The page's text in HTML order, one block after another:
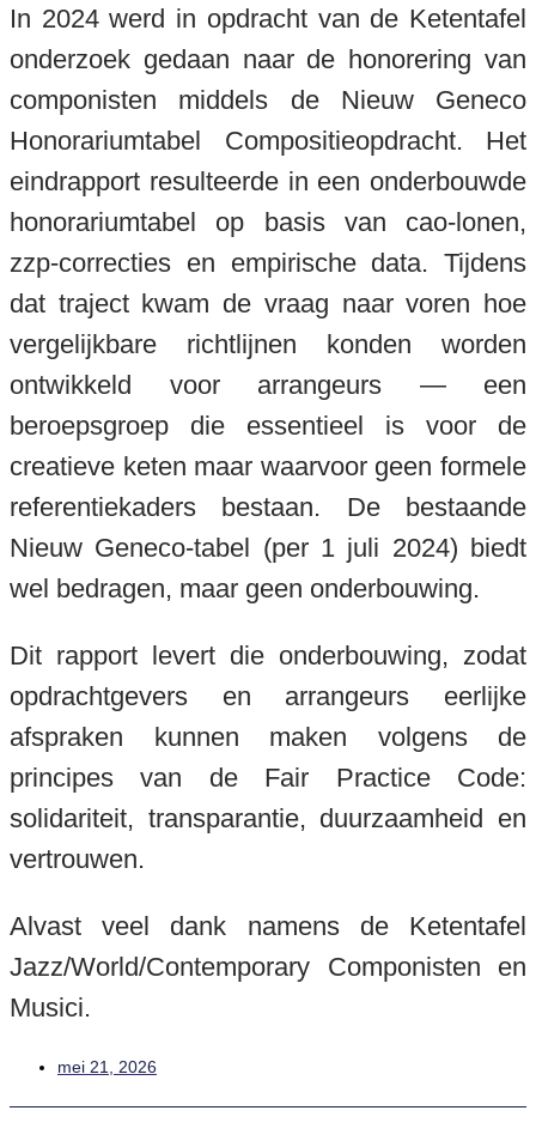
In 2024 werd in opdracht van de Ketentafel
onderzoek gedaan naar de honorering van
componisten middels de Nieuw Geneco
Honorariumtabel Compositieopdracht. Het
eindrapport resulteerde in een onderbouwde
honorariumtabel op basis van cao-lonen,
zzp-correcties en empirische data. Tijdens
dat traject kwam de vraag naar voren hoe
vergelijkbare richtlijnen konden worden
ontwikkeld voor arrangeurs — een
beroepsgroep die essentieel is voor de
creatieve keten maar waarvoor geen formele
referentiekaders bestaan. De bestaande
Nieuw Geneco-tabel (per 1 juli 2024) biedt
wel bedragen, maar geen onderbouwing.
Dit rapport levert die onderbouwing, zodat
opdrachtgevers en arrangeurs eerlijke
afspraken kunnen maken volgens de
principes van de Fair Practice Code:
solidariteit, transparantie, duurzaamheid en
vertrouwen.
Alvast veel dank namens de Ketentafel
Jazz/World/Contemporary Componisten en
Musici.
mei 21, 2026